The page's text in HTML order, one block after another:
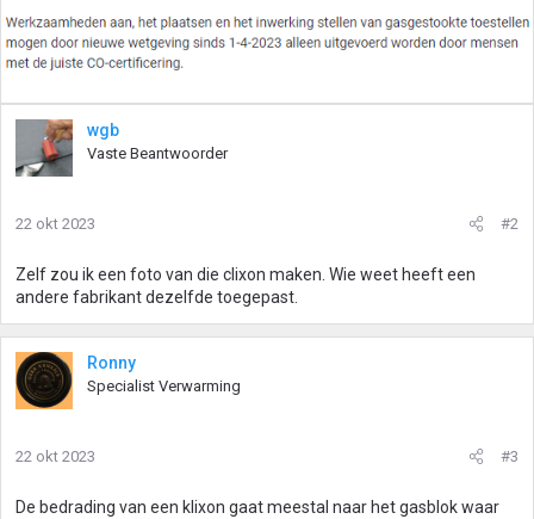
wgb
Vaste Beantwoorder
22 okt 2023 #2
Zelf zou ik een foto van die clixon maken. Wie weet heeft een
andere fabrikant dezelfde toegepast.
Ronny
Specialist Verwarming
22 okt 2023 #3
De bedrading van een klixon gaat meestal naar het gasblok waar